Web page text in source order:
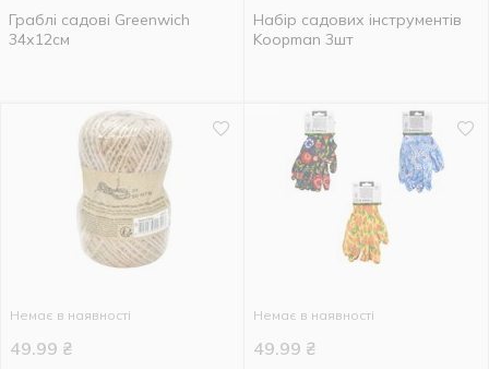
Граблі садові Greenwich
34х12см
Набір садових інструментів
Koopman 3шт
Немає в наявності
49.99 ₴
Немає в наявності
49.99 ₴